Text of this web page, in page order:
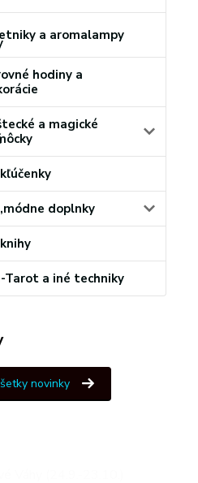
a aromalampy
hodiny a
a magické
doplnky
Tarot a iné techniky
novinky